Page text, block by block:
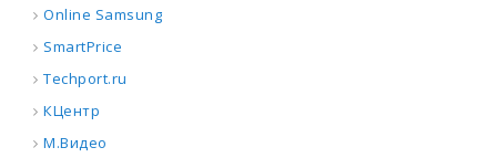
Online Samsung
SmartPrice
Techport.ru
КЦентр
М.Видео